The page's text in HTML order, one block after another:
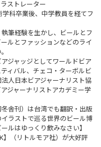
ストレーター
科卒業後、中学教員を経てフ
筆経験を生かし、ビールとフ
ルとファッションなどのライ
ジャッジとしてワールドビア
ィバル、チェコ・ターボルビ
人日本ビアジャーナリスト協
ジャーナリストアカデミー学
舎刊）は台湾でも翻訳・出版
ラストで巡る世界のビール博
ルはゆっくり飲みなさい】
】（リトルモア社）が大好評